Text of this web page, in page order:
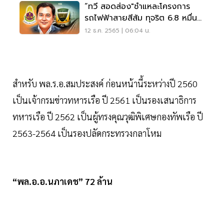
“ทวี สอดส่อง"ชำแหละโครงการ
รถไฟฟ้าสายสีส้ม ทุจริต 6.8 หมื่น
ล้าน เชื่อมีจริง!
12 ธ.ค. 2565 | 06:04 น.
สำหรับ พล.ร.อ.สมประสงค์ ก่อนหน้านี้ระหว่างปี 2560
เป็นเจ้ากรมข่าวทหารเรือ ปี 2561 เป็นรองเสนาธิการ
ทหารเรือ ปี 2562 เป็นผู้ทรงคุณวุฒิพิเศษกองทัพเรือ ปี
2563-2564 เป็นรองปลัดกระทรวงกลาโหม
“พล.อ.อ.นภาเดช” 72 ล้าน